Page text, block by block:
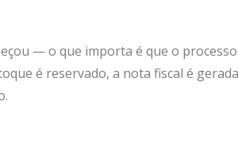
— o que importa é que o
é reservado, a nota fiscal é